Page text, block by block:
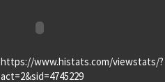
https://www.histats.com/viewstats/?
act=2&sid=4745229